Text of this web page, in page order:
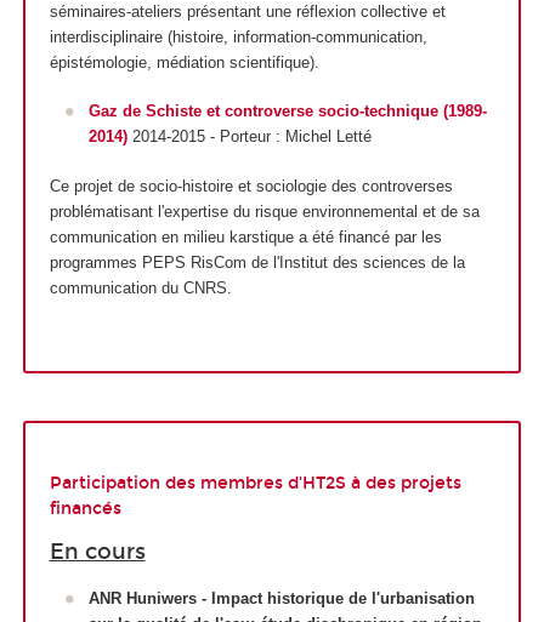
séminaires-ateliers présentant une réflexion collective et
interdisciplinaire (histoire, information-communication,
épistémologie, médiation scientifique).
Gaz de Schiste et controverse socio-technique (1989-
2014) 2014-2015 - Porteur : Michel Letté
Ce projet de socio-histoire et sociologie des controverses
problématisant l'expertise du risque environnemental et de sa
communication en milieu karstique a été financé par les
programmes PEPS RisCom de l'Institut des sciences de la
communication du CNRS.
Participation des membres d'HT2S à des projets
financés
En cours
ANR Huniwers - Impact historique de l'urbanisation